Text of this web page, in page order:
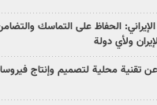
الإيراني: الحفاظ على التماسك
ولأي دولة
تقنية محلية لتصميم وإنتاج